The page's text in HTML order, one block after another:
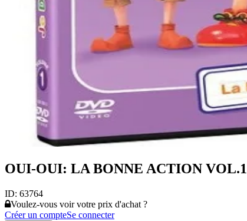
OUI-OUI: LA BONNE ACTION VOL.1
ID: 63764
Voulez-vous voir votre prix d'achat ?
Créer un compteSe connecter